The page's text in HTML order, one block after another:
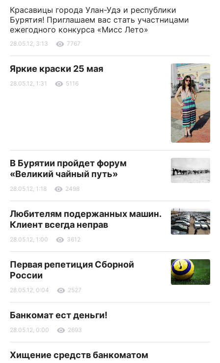
Красавицы города Улан-Удэ и республики
Бурятия! Приглашаем вас стать участницами
ежегодного конкурса «Мисс Лето»
28.05.12, 3:13 7767
Яркие краски 25 мая
28.05.12, 1:31 5116
В Бурятии пройдет форум
«Великий чайный путь»
28.05.12, 1:18 2498
Любителям подержанных машин.
Клиент всегда неправ
28.05.12, 1:00 3612
Первая репетиция Сборной
России
28.05.12, 0:04 2527
Банкомат ест деньги!
28.05.12, 0:00 2693
Хищение средств банкоматом